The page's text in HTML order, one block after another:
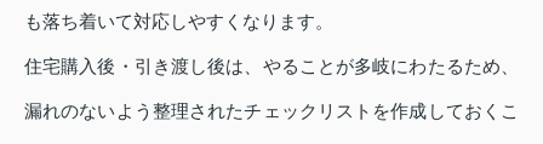
も落ち着いて対応しやすくなります。
住宅購入後・引き渡し後は、やることが多岐にわたるため、
漏れのないよう整理されたチェックリストを作成しておくこ